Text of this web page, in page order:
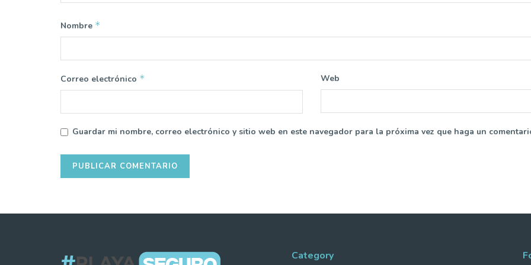
Nombre *
Correo electrónico * Web
Guardar mi nombre, correo electrónico y sitio web en este navegador para la próxima vez que haga un
Category